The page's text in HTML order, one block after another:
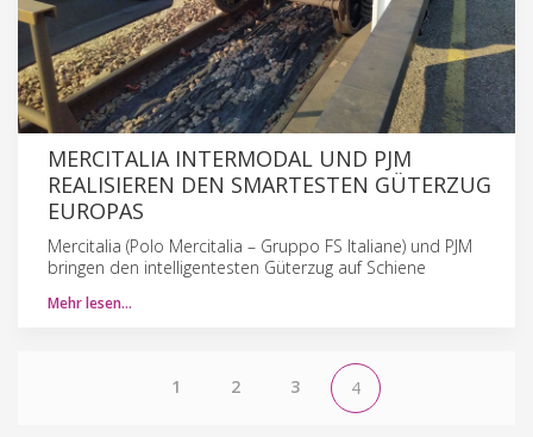
MERCITALIA INTERMODAL UND PJM
REALISIEREN DEN SMARTESTEN GÜTERZUG
EUROPAS
Mercitalia (Polo Mercitalia – Gruppo FS Italiane) und PJM
bringen den intelligentesten Güterzug auf Schiene
Mehr lesen…
1 2 3 4